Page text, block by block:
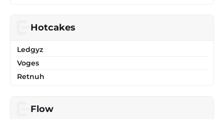
Hotcakes
Ledgyz
Voges
Retnuh
Flow